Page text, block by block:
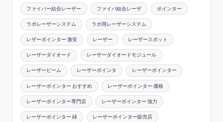
ファイバー結合レーザー ファイバ結合レーザ ポインター
ラボレーザーシステム ラボ用レーザーシステム
レザーポインター 激安 レーザー レーザースポット
レーザーダイオード レーザーダイオードモジュール
レーザービーム レーザーポインタ レーザーポインター
レーザーポインター おすすめ レーザーポインター 価格
レーザーポインター専門店 レーザーポインター 強力
レーザーポインター 緑 レーザーポインター販売店